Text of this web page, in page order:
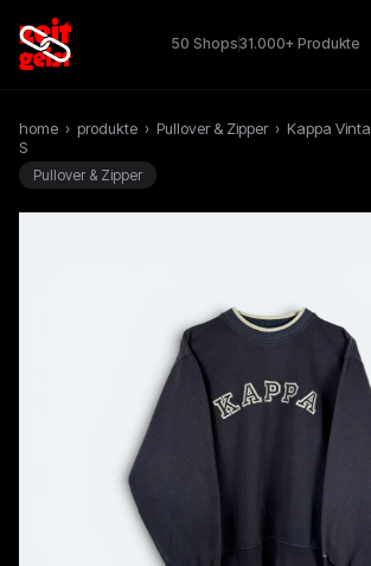
50 Shops31.000+ Produkte
home › produkte › Pullover & Zipper › Kappa
S
Pullover & Zipper